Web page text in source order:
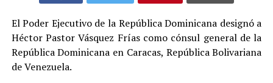
El Poder Ejecutivo de la República Dominicana designó a
Héctor Pastor Vásquez Frías como cónsul general de la
República Dominicana en Caracas, República Bolivariana
de Venezuela.